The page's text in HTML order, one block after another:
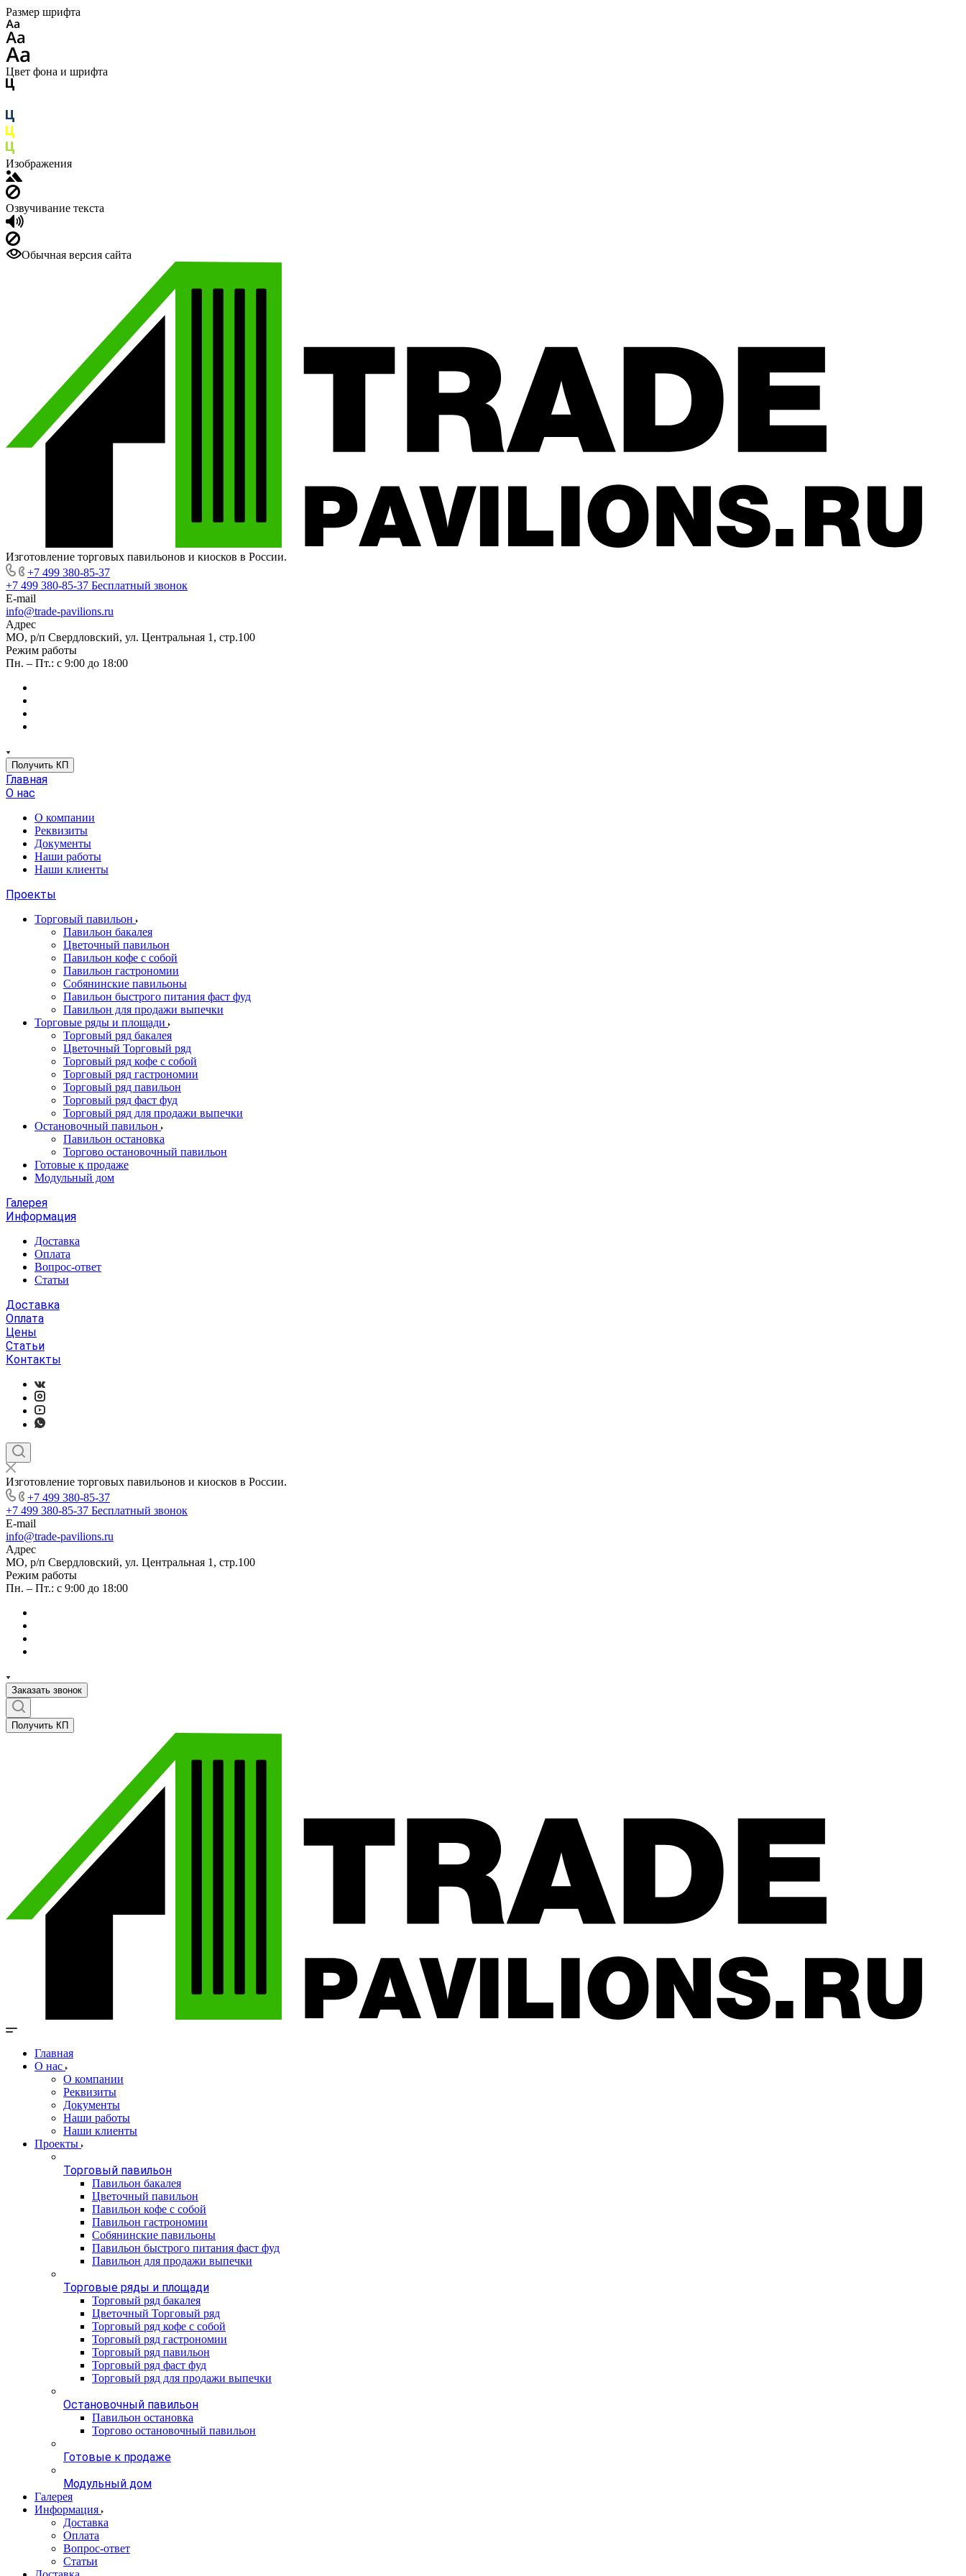
Размер шрифта
Цвет фона и шрифта
Изображения
Озвучивание текста
Обычная версия сайта
Изготовление торговых павильонов и киосков в России.
+7 499 380-85-37
+7 499 380-85-37 Бесплатный звонок
E-mail
info@trade-pavilions.ru
Адрес
МО, р/п Свердловский, ул. Центральная 1, стр.100
Режим работы
Пн. – Пт.: с 9:00 до 18:00
Получить КП
Главная
О нас
О компании
Реквизиты
Документы
Наши работы
Наши клиенты
Проекты
Торговый павильон
Павильон бакалея
Цветочный павильон
Павильон кофе с собой
Павильон гастрономии
Собянинские павильоны
Павильон быстрого питания фаст фуд
Павильон для продажи выпечки
Торговые ряды и площади
Торговый ряд бакалея
Цветочный Торговый ряд
Торговый ряд кофе с собой
Торговый ряд гастрономии
Торговый ряд павильон
Торговый ряд фаст фуд
Торговый ряд для продажи выпечки
Остановочный павильон
Павильон остановка
Торгово остановочный павильон
Готовые к продаже
Модульный дом
Галерея
Информация
Доставка
Оплата
Вопрос-ответ
Статьи
Доставка
Оплата
Цены
Статьи
Контакты
Изготовление торговых павильонов и киосков в России.
+7 499 380-85-37
+7 499 380-85-37 Бесплатный звонок
E-mail
info@trade-pavilions.ru
Адрес
МО, р/п Свердловский, ул. Центральная 1, стр.100
Режим работы
Пн. – Пт.: с 9:00 до 18:00
Заказать звонок
Получить КП
Главная
О нас
О компании
Реквизиты
Документы
Наши работы
Наши клиенты
Проекты
Торговый павильон
Павильон бакалея
Цветочный павильон
Павильон кофе с собой
Павильон гастрономии
Собянинские павильоны
Павильон быстрого питания фаст фуд
Павильон для продажи выпечки
Торговые ряды и площади
Торговый ряд бакалея
Цветочный Торговый ряд
Торговый ряд кофе с собой
Торговый ряд гастрономии
Торговый ряд павильон
Торговый ряд фаст фуд
Торговый ряд для продажи выпечки
Остановочный павильон
Павильон остановка
Торгово остановочный павильон
Готовые к продаже
Модульный дом
Галерея
Информация
Доставка
Оплата
Вопрос-ответ
Статьи